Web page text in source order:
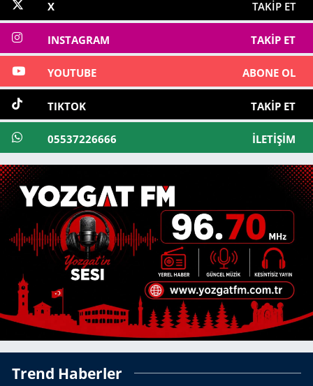
X TAKIP ET
INSTAGRAM TAKIP ET
YOUTUBE ABONE OL
TIKTOK TAKIP ET
05537226666 İLETIŞIM
Trend Haberler